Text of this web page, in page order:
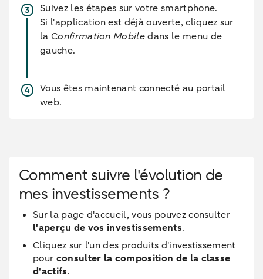
Suivez les étapes sur votre smartphone.
Si l'application est déjà ouverte, cliquez sur
la Confirmation Mobiledans le menu de
gauche.
Vous êtes maintenant connecté au portail
web.
Comment suivre l'évolution de
mes investissements ?
Sur la page d'accueil, vous pouvez consulter
l'aperçu de vos investissements.
Cliquez sur l'un des produits d'investissement
pour consulter la composition de la classe
d'actifs.